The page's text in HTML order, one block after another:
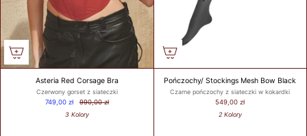
Asteria Red Corsage Bra
Czerwony gorset z siateczki
749,00 zł
990,00 zł
3 Kolory
Pończochy/ Stockings Mesh Bow Black
Czarne pończochy z siateczki w kokardki
549,00 zł
2 Kolory